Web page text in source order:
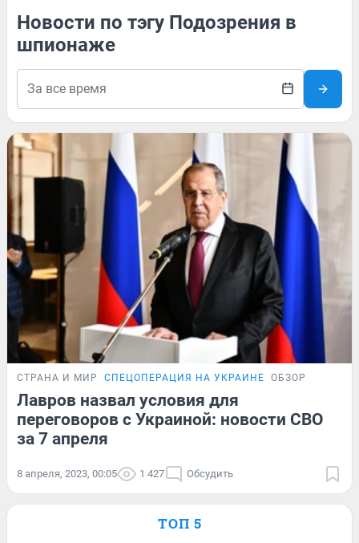
Новости по тэгу Подозрения в
шпионаже
СТРАНА И МИР СПЕЦОПЕРАЦИЯ НА УКРАИНЕ ОБЗОР
Лавров назвал условия для
переговоров с Украиной: новости СВО
за 7 апреля
8 апреля, 2023, 00:05 1 427 Обсудить
ТОП 5